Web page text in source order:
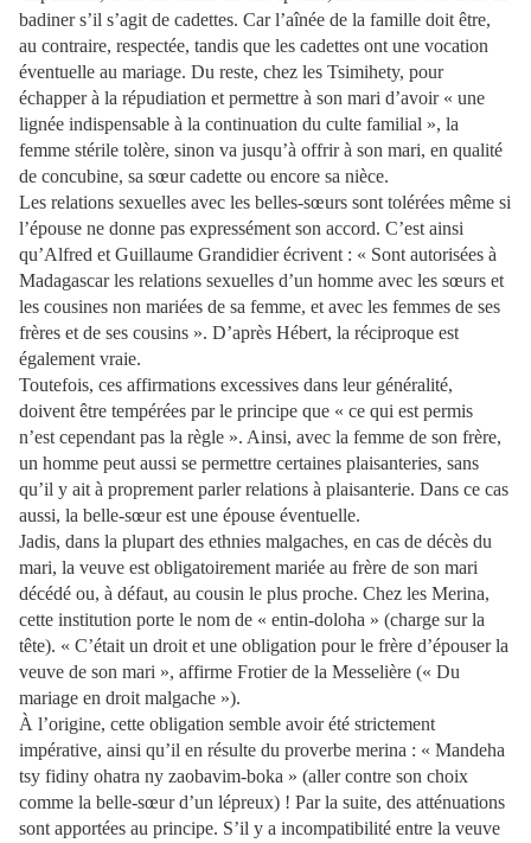
badiner s’il s’agit de cadettes. Car l’aînée de la famille doit être,
au contraire, respectée, tandis que les cadettes ont une vocation
éventuelle au mariage. Du reste, chez les Tsimihety, pour
échapper à la répudiation et permettre à son mari d’avoir « une
lignée indispensable à la continuation du culte familial », la
femme stérile tolère, sinon va jusqu’à offrir à son mari, en qualité
de concubine, sa sœur cadette ou encore sa nièce.
Les relations sexuelles avec les belles-sœurs sont tolérées même si
l’épouse ne donne pas expressément son accord. C’est ainsi
qu’Alfred et Guillaume Gran­didier écrivent : « Sont autorisées à
Madagascar les relations sexuelles d’un homme avec les sœurs et
les cousines non mariées de sa femme, et avec les femmes de ses
frères et de ses cousins ». D’après Hébert, la réciproque est
également vraie.
Toutefois, ces affirmations excessives dans leur généralité,
doivent être tempérées par le principe que « ce qui est permis
n’est cependant pas la règle ». Ainsi, avec la femme de son frère,
un homme peut aussi se permettre certaines plaisanteries, sans
qu’il y ait à proprement parler relations à plaisanterie. Dans ce cas
aussi, la belle-sœur est une épouse éventuelle.
Jadis, dans la plupart des ethnies malgaches, en cas de décès du
mari, la veuve est obligatoirement mariée au frère de son mari
décédé ou, à défaut, au cousin le plus proche. Chez les Merina,
cette institution porte le nom de « entin-doloha » (charge sur la
tête). « C’était un droit et une obligation pour le frère d’épouser la
veuve de son mari », affirme Frotier de la Messelière (« Du
mariage en droit malgache »).
À l’origine, cette obligation semble avoir été strictement
impérative, ainsi qu’il en résulte du proverbe merina : « Mandeha
tsy fidiny ohatra ny zaobavim-boka » (aller contre son choix
comme la belle-sœur d’un lépreux) ! Par la suite, des atténuations
sont apportées au principe. S’il y a incompatibilité entre la veuve